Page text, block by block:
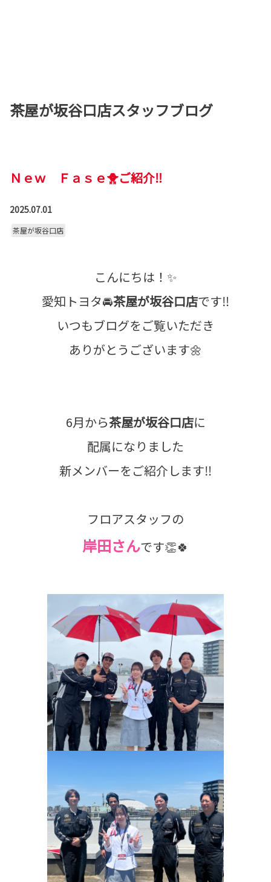
茶屋が坂谷口店スタッフブログ
Ｎｅｗ Ｆａｓｅ🐥ご紹介‼
2025.07.01
茶屋が坂谷口店
こんにちは！✨
愛知トヨタ🚘茶屋が坂谷口店です‼
いつもブログをご覧いただき
ありがとうございます🌼
6月から茶屋が坂谷口店に
配属になりました
新メンバーをご紹介します‼
フロアスタッフの
岸田さんです👏🍀